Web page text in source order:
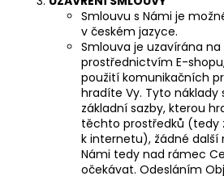
Smlouvu s Námi je
v českém jazyce.
Smlouva je uzavírána na
prostřednictvím E-
použití komunikačních
hradíte Vy. Tyto náklady
základní sazby, kterou
těchto prostředků (tedy
k internetu), žádné další
Námi tedy nad rámec
očekávat. Odesláním